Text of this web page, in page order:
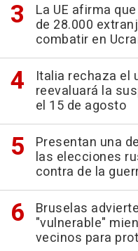
La UE afirma
de 28.000
combatir en
Italia rechaza el
reevaluará la
el 15 de agosto
Presentan una
las elecciones
contra de la
Bruselas
"vulnerable"
vecinos para